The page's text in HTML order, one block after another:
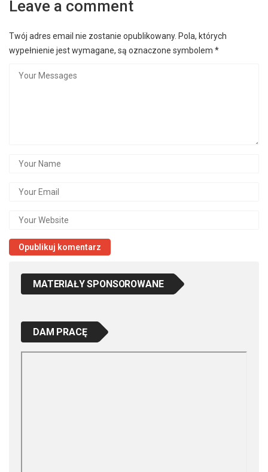
Leave a comment
Twój adres email nie zostanie opublikowany. Pola, których
wypełnienie jest wymagane, są oznaczone symbolem *
MATERIAŁY SPONSOROWANE
DAM PRACĘ